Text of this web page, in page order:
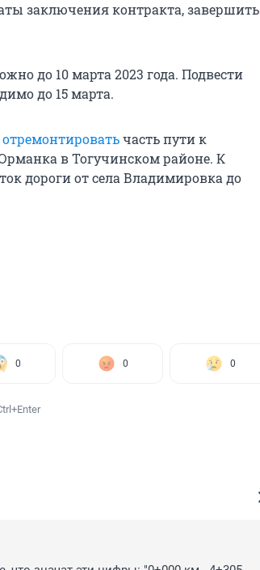
заключения контракта, завершить
до 10 марта 2023 года. Подвести
до 15 марта.
отремонтироватьчасть пути к
в Тогучинском районе. К
дороги от села Владимировка до
0 0 0